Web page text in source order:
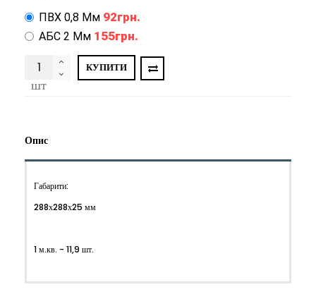
ПВХ 0,8 Мм 92грн.
АБС 2 Мм 155грн.
шт
КУПИТИ
Опис
Габарити:
288х288х25 мм
1 м.кв. - 11,9 шт.